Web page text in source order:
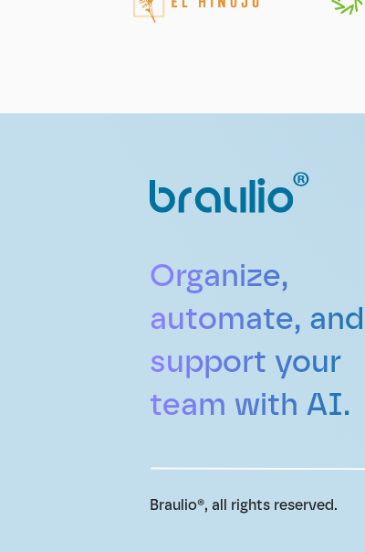
Organize,
automate, and
support your
team with AI.
Braulio®, all rights reserved.